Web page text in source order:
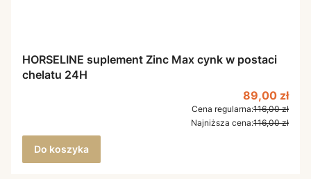
HORSELINE suplement Zinc Max cynk w postaci
chelatu 24H
Cena
89,00 zł
Cena regularna:116,00 zł
Najniższa cena:116,00 zł
Do koszyka